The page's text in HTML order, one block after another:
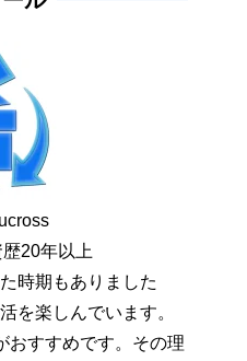
20年以上
時期もありました
を楽しんでいます。
おすすめです。その理